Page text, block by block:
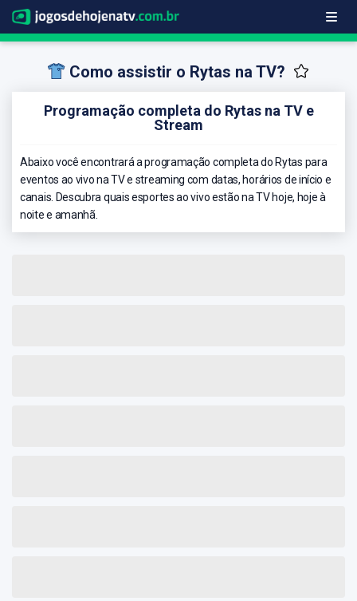
Como assistir o Rytas na TV?
Programação completa do Rytas na TV e
Stream
Abaixo você encontrará a programação completa do Rytas para
eventos ao vivo na TV e streaming com datas, horários de início e
canais. Descubra quais esportes ao vivo estão na TV hoje, hoje à
noite e amanhã.